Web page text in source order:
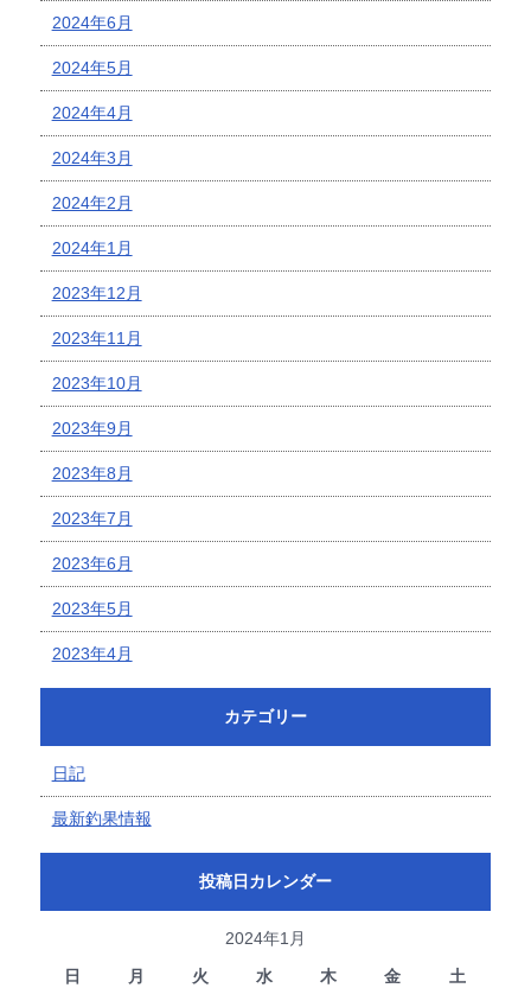
2024年6月
2024年5月
2024年4月
2024年3月
2024年2月
2024年1月
2023年12月
2023年11月
2023年10月
2023年9月
2023年8月
2023年7月
2023年6月
2023年5月
2023年4月
カテゴリー
日記
最新釣果情報
投稿日カレンダー
2024年1月
日
月 火 水 木 金 土